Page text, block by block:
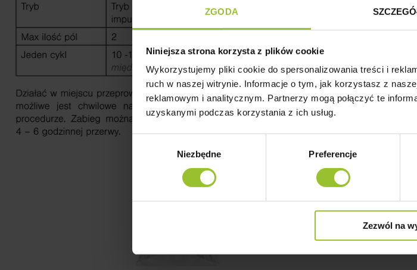
ZGODA
Niniejsza strona korzysta z plików cookie
Wykorzystujemy pliki cookie do spersonalizowania treści i
ruch w naszej witrynie. Informacje o tym, jak korzystasz z
reklamowym i analitycznym. Partnerzy mogą połączyć te
uzyskanymi podczas korzystania z ich usług.
Niezbędne Preferencje
Zezwól na